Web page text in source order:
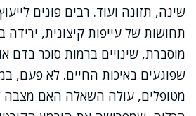
שינה, תזונה ועוד. רבים פונים
תחושות של עייפות קיצונית,
מוסברת, שינויים ברמות סוכר בדם
שפוגעים באיכות החיים. לא פעם,
מטופלים, עולה השאלה האם מצבה